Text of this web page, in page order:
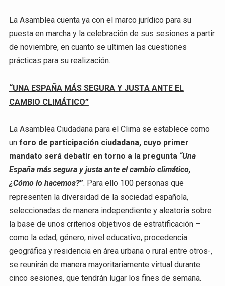
La Asamblea cuenta ya con el marco jurídico para su
puesta en marcha y la celebración de sus sesiones a partir
de noviembre, en cuanto se ultimen las cuestiones
prácticas para su realización.
“UNA ESPAÑA MÁS SEGURA Y JUSTA ANTE EL
CAMBIO CLIMÁTICO”
La Asamblea Ciudadana para el Clima se establece como
un foro de participación ciudadana, cuyo primer
mandato será debatir en torno a la pregunta “Una
España más segura y justa ante el cambio climático,
¿Cómo lo hacemos?”. Para ello 100 personas que
representen la diversidad de la sociedad española,
seleccionadas de manera independiente y aleatoria sobre
la base de unos criterios objetivos de estratificación –
como la edad, género, nivel educativo, procedencia
geográfica y residencia en área urbana o rural entre otros-,
se reunirán de manera mayoritariamente virtual durante
cinco sesiones, que tendrán lugar los fines de semana.